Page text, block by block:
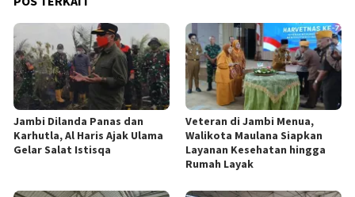
Jambi Dilanda Panas dan
Karhutla, Al Haris Ajak Ulama
Gelar Salat Istisqa
Veteran di Jambi Menua,
Walikota Maulana Siapkan
Layanan Kesehatan hingga
Rumah Layak